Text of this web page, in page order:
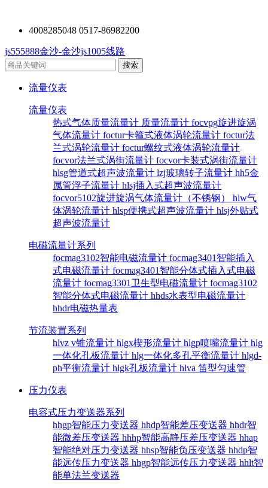
4008285048 0517-86982200
js555888金沙-金沙js1005线路
流量仪表
流量仪表
热式气体质量流量计 质量流量计 focvpg旋进旋涡
气体流量计 foctur卡箍式液体涡轮流量计 foctur法
兰式涡轮流量计 foctur螺纹式液体涡轮流量计
focvor法兰式涡街流量计 focvor卡装式涡街流量计
hlsg管道式超声波流量计 lzj玻璃转子流量计 hh5金
属管浮子流量计 hlsj插入式超声波流量计
focvor5102旋进旋涡气体流量计（不锈钢） hlw气
体涡轮流量计 hlsp便携式超声波流量计 hlsj外贴式
超声波流量计
电磁流量计系列
focmag3102智能电磁流量计 focmag3401智能插入
式电磁流量计 focmag3401智能分体式插入式电磁
流量计 focmag3301卫生型电磁流量计 focmag3102
智能分体式电磁流量计 hhds水表型电磁流量计
hhdr电磁热量表
节流装置系列
hlvz v锥流量计 hlgx楔形流量计 hlgp喷嘴流量计 hlg
一体化孔板流量计 hlg一体化多孔平衡流量计 hlgd-
ph平衡流量计 hlgk孔板流量计 hlva 笛型匀速管
压力仪表
电容式压力变送器系列
hhgp智能压力变送器 hhdp智能差压变送器 hhdr智
能微差压变送器 hhhp智能高静压差压变送器 hhap
智能绝对压力变送器 hhsp智能负压变送器 hhdp智
能远传压力变送器 hhgp智能远传压力变送器 hhlt智
能单法兰变送器